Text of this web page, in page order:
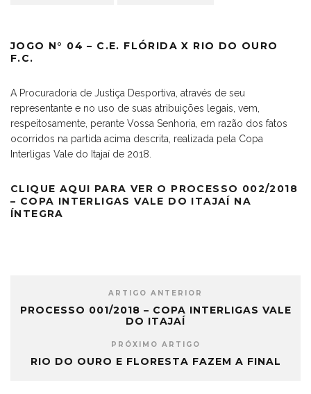
JOGO N° 04 – C.E. FLÓRIDA X RIO DO OURO
F.C.
A Procuradoria de Justiça Desportiva, através de seu
representante e no uso de suas atribuições legais, vem,
respeitosamente, perante Vossa Senhoria, em razão dos fatos
ocorridos na partida acima descrita, realizada pela Copa
Interligas Vale do Itajaí de 2018.
CLIQUE AQUI PARA VER O PROCESSO 002/2018
– COPA INTERLIGAS VALE DO ITAJAÍ NA
ÍNTEGRA
ARTIGO ANTERIOR
PROCESSO 001/2018 – COPA INTERLIGAS VALE
DO ITAJAÍ
PRÓXIMO ARTIGO
RIO DO OURO E FLORESTA FAZEM A FINAL